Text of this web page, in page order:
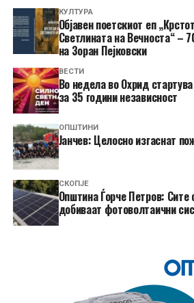
КУЛТУРА
Објавен поетскиот еп
Светлината на Вечноста“ –
на Зоран Пејковски
ВЕСТИ
Во недела во Охрид
за 35 години независност
ОПШТИНИ
Јанчев: Целосно изгаснат
СКОПЈЕ
Општина Ѓорче Петров: Сите
добиваат фотоволтаични